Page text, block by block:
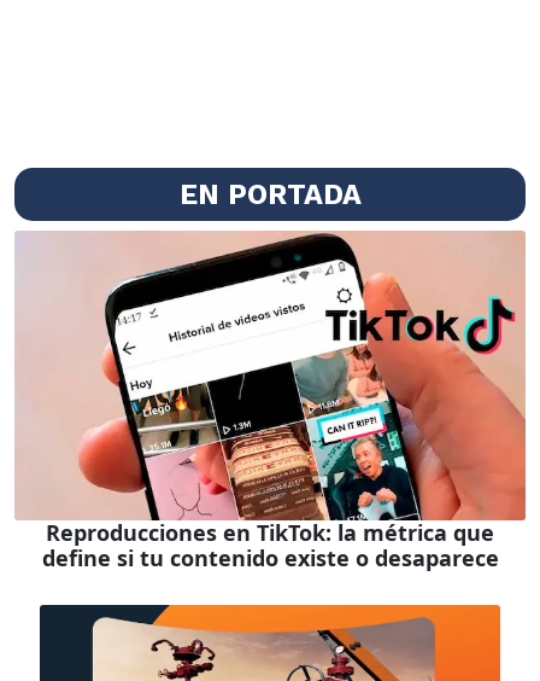
EN PORTADA
Reproducciones en TikTok: la métrica que
define si tu contenido existe o desaparece